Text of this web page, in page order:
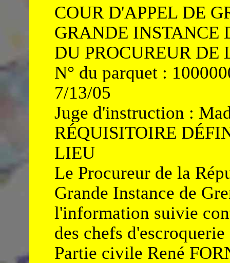
COUR D'APPEL DE
GRANDE INSTANCE
DU PROCUREUR DE
N° du parquet :
7/13/05
Juge d'instruction :
RÉQUISITOIRE
LIEU
Le Procureur de la
Grande Instance de
l'information suivie
des chefs
Partie civile René